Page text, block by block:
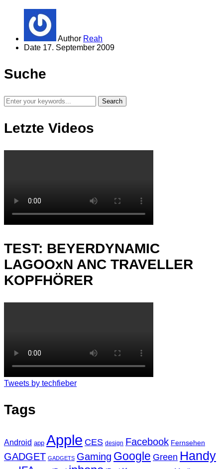
Author Reah
Date 17. September 2009
Suche
Letzte Videos
TEST: BEYERDYNAMIC
LAGOOxN ANC TRAVELLER
KOPFHÖRER
Tweets by techfieber
Tags
Android app Apple CES design Facebook Fernsehen
GADGET GADGETS Gaming Google Green Handy